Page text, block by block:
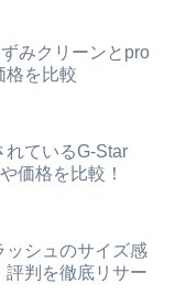
みクリーンとpro
格を比較
れているG-Star
価格を比較！
ッシュのサイズ感
評判を徹底リサー